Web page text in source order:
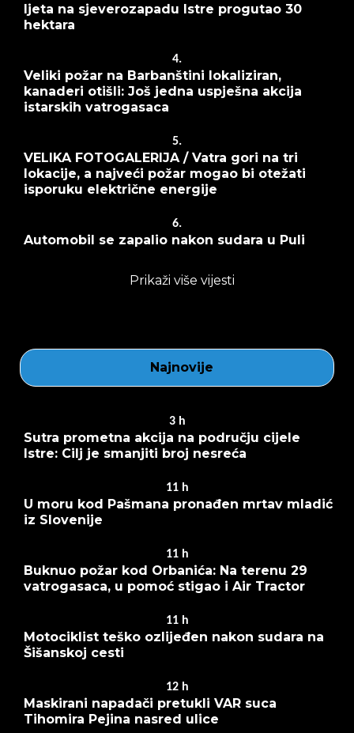
ljeta na sjeverozapadu Istre progutao 30
hektara
4.
Veliki požar na Barbanštini lokaliziran,
kanaderi otišli: Još jedna uspješna akcija
istarskih vatrogasaca
5.
VELIKA FOTOGALERIJA / Vatra gori na tri
lokacije, a najveći požar mogao bi otežati
isporuku električne energije
6.
Automobil se zapalio nakon sudara u Puli
Prikaži više vijesti
Najnovije
3 h
Sutra prometna akcija na području cijele
Istre: Cilj je smanjiti broj nesreća
11 h
U moru kod Pašmana pronađen mrtav mladić
iz Slovenije
11 h
Buknuo požar kod Orbanića: Na terenu 29
vatrogasaca, u pomoć stigao i Air Tractor
11 h
Motociklist teško ozlijeđen nakon sudara na
Šišanskoj cesti
12 h
Maskirani napadači pretukli VAR suca
Tihomira Pejina nasred ulice